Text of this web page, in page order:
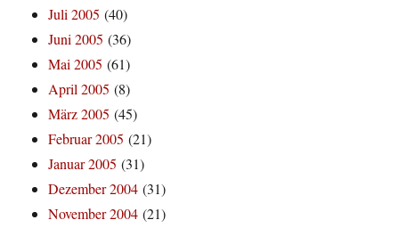
Juli 2005 (40)
Juni 2005 (36)
Mai 2005 (61)
April 2005 (8)
März 2005 (45)
Februar 2005 (21)
Januar 2005 (31)
Dezember 2004 (31)
November 2004 (21)